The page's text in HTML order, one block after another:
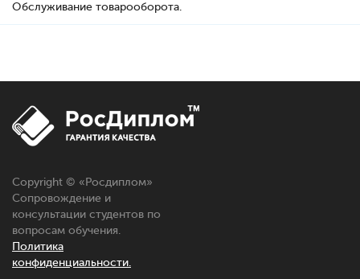
Обслуживание товарооборота.
Copyright © «Росдиплом»
Сопровождение и
консультации студентов по
вопросам обучения.
Политика
конфиденциальности.